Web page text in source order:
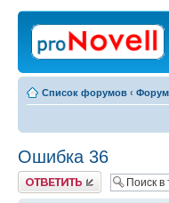
Список форумов ‹
Ошибка 36
Ответить